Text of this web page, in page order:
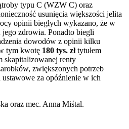
typu C (WZW C) oraz
usunięcia większości jelita
opinii biegłych wykazano, że w
jego zdrowia. Ponadto biegli
dowodów z opinii kilku
tym kwotę 180 tys. złtytułem
skapitalizowanej renty
zwiększonych potrzeb
za opóźnienie w ich
oraz mec. Anna Miśtal.